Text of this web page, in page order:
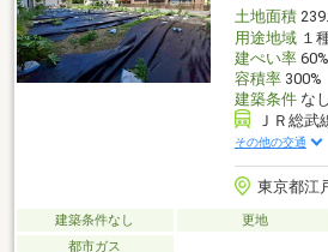
土地面積
用途地域１
建ぺい率60%
容積率300%
建築条件なし
ＪＲ総
その他の交通
東京都江
建築条件なし 更地
都市ガス